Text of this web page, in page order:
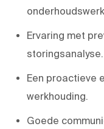
Ervaring met
storingsanalyse.
Een proactieve
werkhouding.
Goede